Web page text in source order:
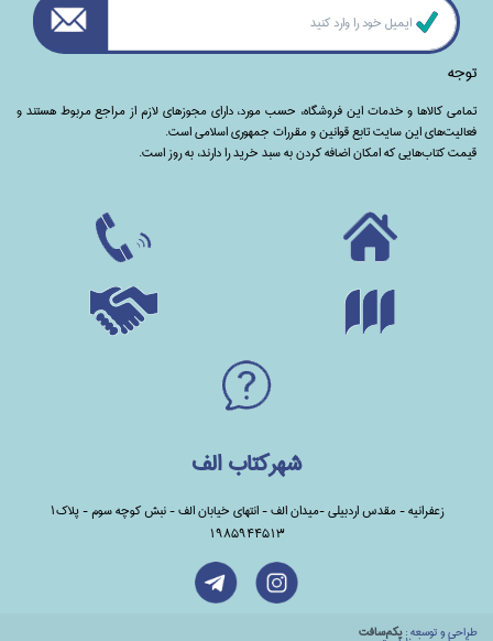
توجه
تمامی‌ کالاها و خدمات این فروشگاه، حسب مورد،‌ دارای مجوزهای لازم از مراجع مربوط هستند ‌و‌‌
فعالیت‌های این سایت تابع قوانین و مقررات جمهوری اسلامی است.
قیمت کتاب‌هایی که امکان اضافه کردن به سبد خرید را دارند،‌ به روز است.
شهرکتاب الف
زعفرانیه - مقدس اردبیلی -میدان الف - انتهای خیابان الف - نبش کوچه سوم - پلاک1
1985944513
طراحي و توسعه : يكم‌سافت